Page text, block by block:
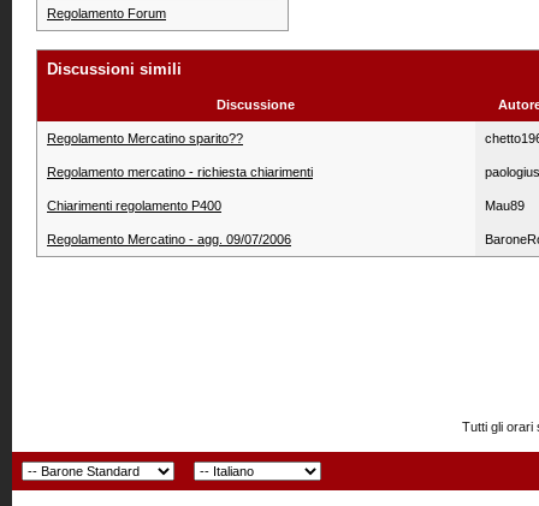
Regolamento Forum
Discussioni simili
Discussione
Regolamento Mercatino sparito??
Regolamento mercatino - richiesta chiarimenti
Chiarimenti regolamento P400 Mau89
Regolamento Mercatino - agg. 09/07/2006
Tutti gli orari